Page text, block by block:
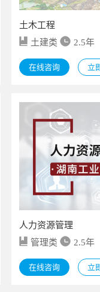
土木工程
土建类
2.5年
在线咨询 立
人力资源管理
管理类
2.5年
在线咨询 立